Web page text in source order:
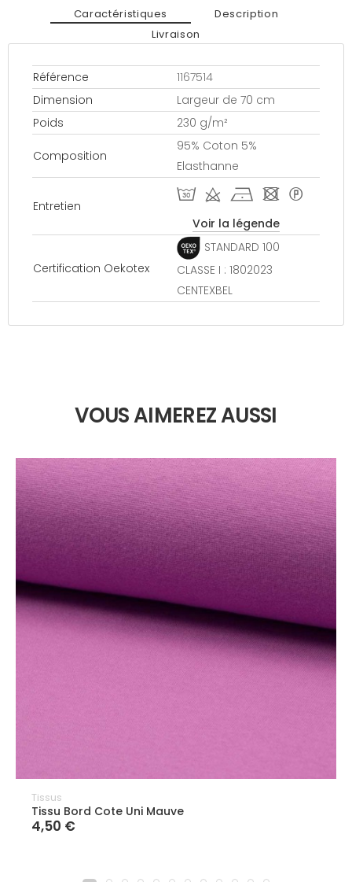
Caractéristiques
Description
Livraison
Référence
1167514
Dimension
Largeur de 70 cm
Poids
230 g/m²
Composition
95% Coton 5%
Elasthanne
Entretien
T d h - *
Voir la légende
Certification Oekotex
STANDARD 100
CLASSE I : 1802023
CENTEXBEL
VOUS AIMEREZ AUSSI
Tissus
Tissu Bord Cote Uni Mauve
4,50 €